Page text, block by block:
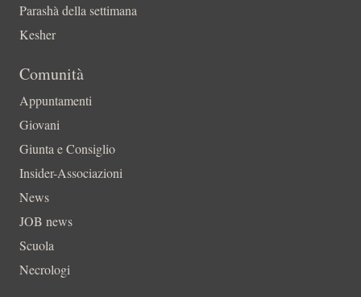
Parashà della settimana
Kesher
Comunità
Appuntamenti
Giovani
Giunta e Consiglio
Insider-Associazioni
News
JOB news
Scuola
Necrologi